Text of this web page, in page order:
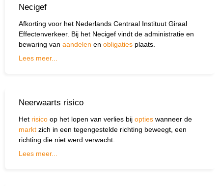
Necigef
Afkorting voor het Nederlands Centraal Instituut Giraal
Effectenverkeer. Bij het Necigef vindt de administratie en
bewaring van aandelen en obligaties plaats.
Lees meer...
Neerwaarts risico
Het risico op het lopen van verlies bij opties wanneer de
markt zich in een tegengestelde richting beweegt, een
richting die niet werd verwacht.
Lees meer...